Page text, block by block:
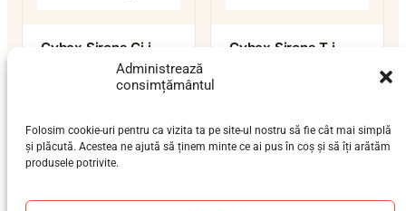
Administrează
consimțământul
Folosim cookie-uri pentru ca vizita ta pe site-ul nostru să fie cât mai simplă
și plăcută. Acestea ne ajută să ținem minte ce ai pus în coș și să îți arătăm
produsele potrivite.
Cybex Sirona Gi i-
nou-născut (0-12 luni),
0–19 kg
ISOFIX / isofix-support-leg
i-Size
Cybex Sirona T i-
0–19 kg
ISOFIX / isofix-support-leg